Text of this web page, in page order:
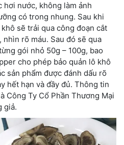
nước, không làm ảnh
có trong nhung. Sau khi
sẽ trải qua công đoạn cắt
rõ máu. Sau đó sẽ qua
gói nhỏ 50g – 100g, bao
cho phép bảo quản lô khô
sản phẩm được đánh dấu rõ
hết hạn và đầy đủ. Thông tin
Công Ty Cổ Phần Thương Mại
giả.